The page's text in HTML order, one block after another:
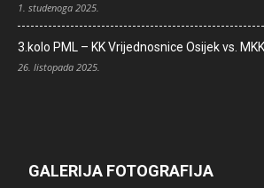
1. studenoga 2025.
3.kolo PML – KK Vrijednosnice Osijek vs.
26. listopada 2025.
GALERIJA FOTOGRAFIJA